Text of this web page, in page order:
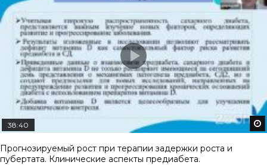
38:40
Прогнозируемый рост при терапии задержки роста и
пубертата. Клинические аспекты предиабета.